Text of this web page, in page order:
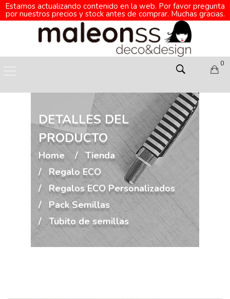
Estamos actualizando contenido en la web. Por favor pregunta
por nuestros precios y stock antes de comprar. Muchas gracias.
0
DETALLES DEL
PRODUCTO
Home
Tienda
Regalo ECO
Regalos ECO Personalizados
Pack Semillas
Tubito de semillas